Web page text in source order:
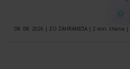
08. 08. 2026 | ZO ZAHRANIČIA | 2 min. čítania |